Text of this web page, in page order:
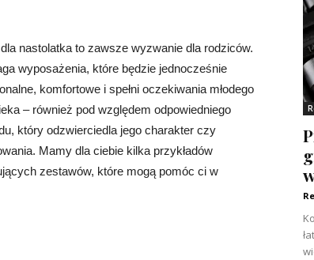
nastolatka to zawsze wyzwanie dla rodziców.
wyposażenia, które będzie jednocześnie
komfortowe i spełni oczekiwania młodego
– również pod względem odpowiedniego
który odzwierciedla jego charakter czy
Mamy dla ciebie kilka przykładów
zestawów, które mogą pomóc ci w